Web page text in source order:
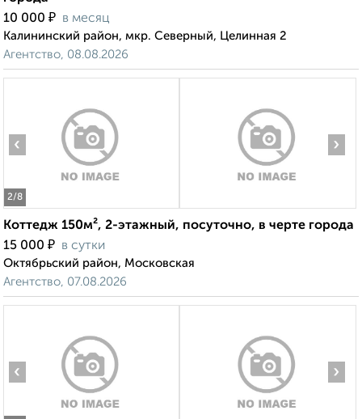
10 000 ₽ в месяц
Калининский район, мкр. Северный, Целинная 2
Агентство, 08.08.2026
2/8
‹ ›
Коттедж 150м², 2-этажный, посуточно, в черте города
15 000 ₽ в сутки
Октябрьский район, Московская
Агентство, 07.08.2026
‹ ›